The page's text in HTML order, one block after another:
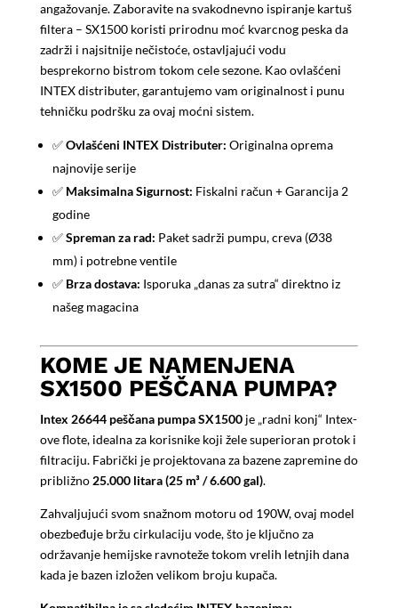
angažovanje. Zaboravite na svakodnevno ispiranje kartuš
filtera – SX1500 koristi prirodnu moć kvarcnog peska da
zadrži i najsitnije nečistoće, ostavljajući vodu
besprekorno bistrom tokom cele sezone. Kao ovlašćeni
INTEX distributer, garantujemo vam originalnost i punu
tehničku podršku za ovaj moćni sistem.
✅Ovlašćeni INTEX Distributer: Originalna oprema
najnovije serije
✅ Maksimalna Sigurnost: Fiskalni račun + Garancija 2
godine
✅Spreman za rad: Paket sadrži pumpu, creva (Ø38
mm) i potrebne ventile
✅ Brza dostava: Isporuka „danas za sutra“ direktno iz
našeg magacina
KOME JE NAMENJENA
SX1500 PEŠČANA PUMPA?
Intex 26644 peščana pumpa SX1500je „radni konj“ Intex-
ove flote, idealna za korisnike koji žele superioran protok i
filtraciju. Fabrički je projektovana za bazene zapremine do
približno 25.000 litara (25 m³ / 6.600 gal).
Zahvaljujući svom snažnom motoru od 190W, ovaj model
obezbeđuje bržu cirkulaciju vode, što je ključno za
održavanje hemijske ravnoteže tokom vrelih letnjih dana
kada je bazen izložen velikom broju kupača.